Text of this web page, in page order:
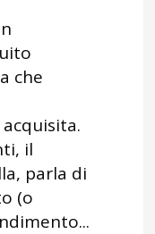
che
il
parla di
(o